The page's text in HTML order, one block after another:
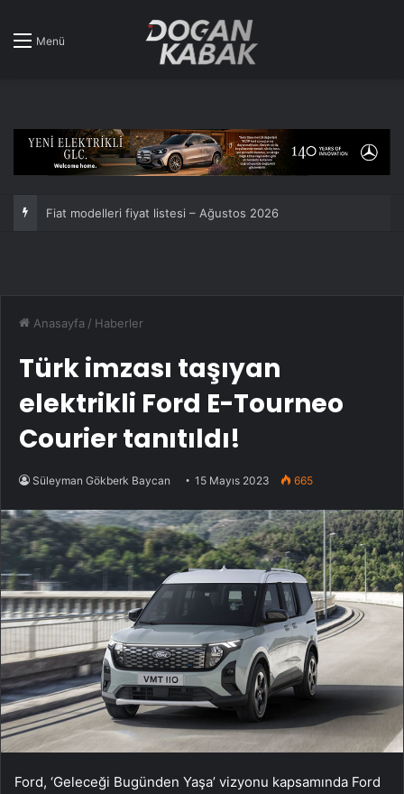
Menü
Anasayfa / Haberler
Türk imzası taşıyan
elektrikli Ford E-Tourneo
Courier tanıtıldı!
Süleyman Gökberk Baycan 15 Mayıs 2023 665
Ford, ‘Geleceği Bugünden Yaşa’ vizyonu kapsamında Ford